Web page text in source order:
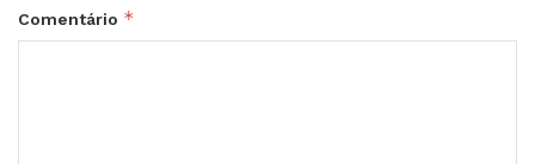
Comentário *